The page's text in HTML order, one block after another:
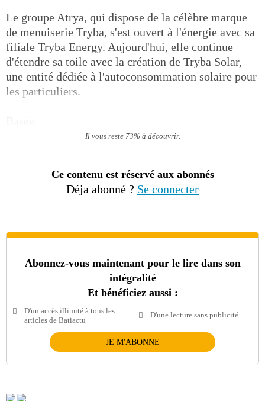
Le groupe Atrya, qui dispose de la célèbre marque
de menuiserie Tryba, s'est ouvert à l'énergie avec sa
filiale Tryba Energy. Aujourd'hui, elle continue
d'étendre sa toile avec la création de Tryba Solar,
une entité dédiée à l'autoconsommation solaire pour
les particuliers.
Il vous reste 73% à découvrir.
Ce contenu est réservé aux abonnés
Déja abonné ? Se connecter
Abonnez-vous maintenant pour le lire dans son
intégralité
Et bénéficiez aussi :
D'un accès illimité à tous les
articles de Batiactu
D'une lecture sans publicité
JE M'ABONNE